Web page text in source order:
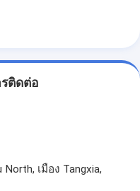
รติดต่อ
เมือง Tangxia,